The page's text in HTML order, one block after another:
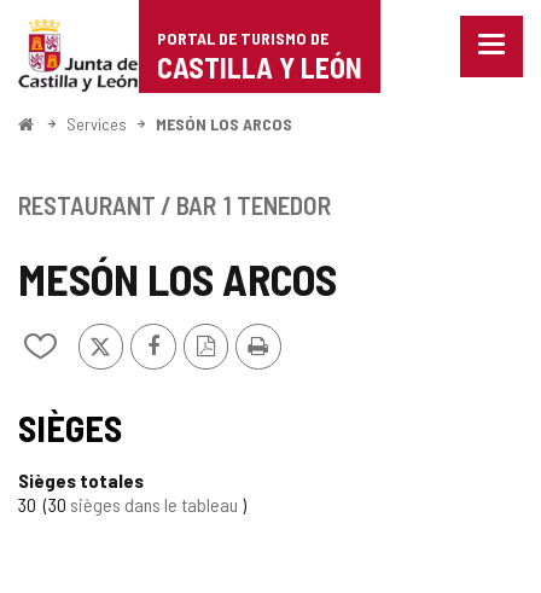
Portal
de
Turismo
Castilla
León
PORTAL DE TURISMO DE
CASTILLA Y LEÓN
Menu
<
Services MESÓN LOS ARCOS
MESÓN LOS ARCOS
Ajouter/retirer
de
cahiers
X FacebookVersion
PDF
Imprimer
RESTAURANT / BAR 1 TENEDOR
SIÈGES
Sièges totales
30 30 sièges dans le tableau